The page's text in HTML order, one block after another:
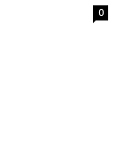
0